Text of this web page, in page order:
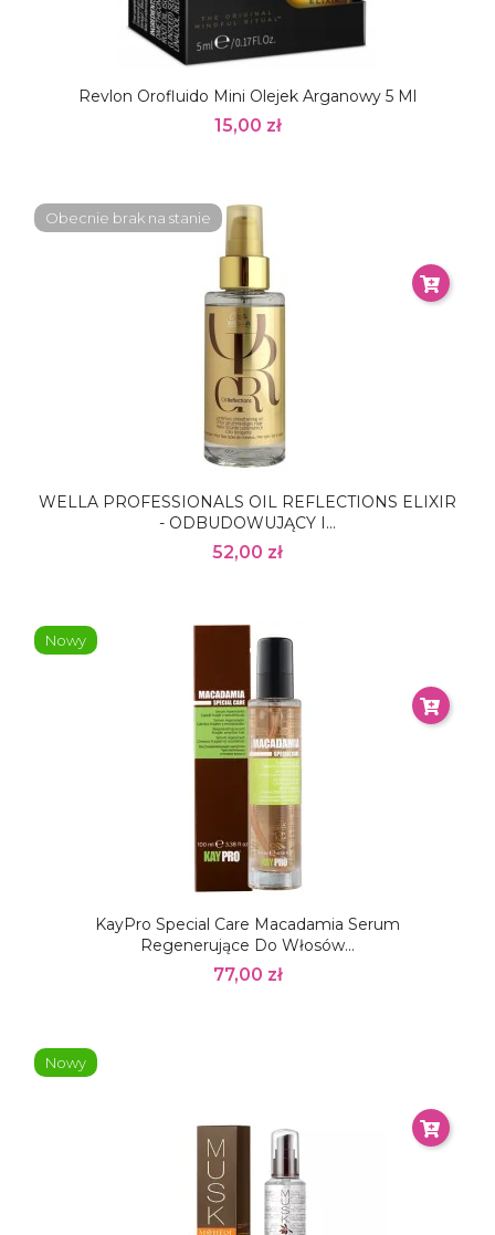
Revlon Orofluido Mini Olejek Arganowy 5 Ml
15,00 zł
WELLA PROFESSIONALS OIL REFLECTIONS ELIXIR
- ODBUDOWUJĄCY I...
52,00 zł
Obecnie brak na stanie
KayPro Special Care Macadamia Serum
Regenerujące Do Włosów...
77,00 zł
Nowy
Nowy